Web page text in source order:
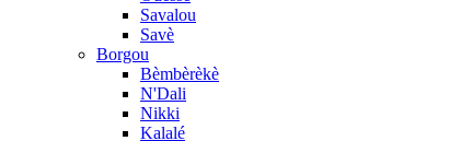
Savalou
Savè
Borgou
Bèmbèrèkè
N'Dali
Nikki
Kalalé